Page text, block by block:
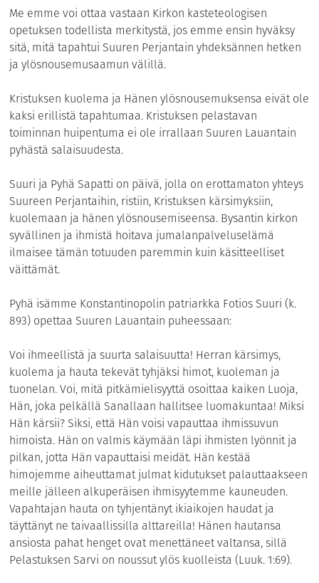
Me emme voi ottaa vastaan Kirkon kasteteologisen
opetuksen todellista merkitystä, jos emme ensin hyväksy
sitä, mitä tapahtui Suuren Perjantain yhdeksännen hetken
ja ylösnousemusaamun välillä.
Kristuksen kuolema ja Hänen ylösnousemuksensa eivät ole
kaksi erillistä tapahtumaa. Kristuksen pelastavan
toiminnan huipentuma ei ole irrallaan Suuren Lauantain
pyhästä salaisuudesta.
Suuri ja Pyhä Sapatti on päivä, jolla on erottamaton yhteys
Suureen Perjantaihin, ristiin, Kristuksen kärsimyksiin,
kuolemaan ja hänen ylösnousemiseensa. Bysantin kirkon
syvällinen ja ihmistä hoitava jumalanpalveluselämä
ilmaisee tämän totuuden paremmin kuin käsitteelliset
väittämät.
Pyhä isämme Konstantinopolin patriarkka Fotios Suuri (k.
893) opettaa Suuren Lauantain puheessaan:
Voi ihmeellistä ja suurta salaisuutta! Herran kärsimys,
kuolema ja hauta tekevät tyhjäksi himot, kuoleman ja
tuonelan. Voi, mitä pitkämielisyyttä osoittaa kaiken Luoja,
Hän, joka pelkällä Sanallaan hallitsee luomakuntaa! Miksi
Hän kärsii? Siksi, että Hän voisi vapauttaa ihmissuvun
himoista. Hän on valmis käymään läpi ihmisten lyönnit ja
pilkan, jotta Hän vapauttaisi meidät. Hän kestää
himojemme aiheuttamat julmat kidutukset palauttaakseen
meille jälleen alkuperäisen ihmisyytemme kauneuden.
Vapahtajan hauta on tyhjentänyt ikiaikojen haudat ja
täyttänyt ne taivaallissilla alttareilla! Hänen hautansa
ansiosta pahat henget ovat menettäneet valtansa, sillä
Pelastuksen Sarvi on noussut ylös kuolleista (Luuk. 1:69).